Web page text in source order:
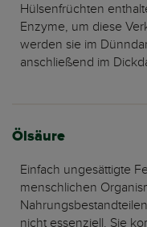
Hülsenfrüchten
Enzyme, um diese
werden sie im
anschließend im
Ölsäure
Einfach ungesättigte
menschlichen
nicht essenziell. Sie